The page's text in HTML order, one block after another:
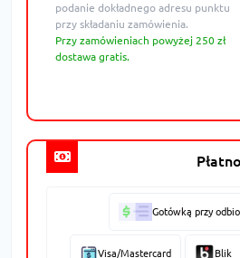
podanie dokładnego adresu punktu
przy składaniu zamówienia.
Przy zamówieniach powyżej 250 zł
dostawa gratis.
Gotówką przy
Visa/Mastercard Blik